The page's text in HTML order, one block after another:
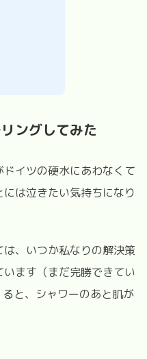
ングしてみた
イツの硬水にあわなくて
は泣きたい気持ちになり
、いつか私なりの解決策
ます（まだ完勝できてい
と、シャワーのあと肌が